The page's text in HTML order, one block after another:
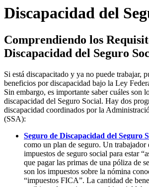
Discapacidad del
Comprendiendo los
Discapacidad del Seguro
Si está discapacitado y ya no puede trabajar,
beneficios por discapacidad bajo la Ley
Sin embargo, es importante saber cuáles son
discapacidad del Seguro Social. Hay dos
discapacidad coordinados por la
(SSA):
Seguro de Discapacidad del Seguro
como un plan de seguro. Un trabajador
impuestos de seguro social para estar
que pagar las primas de una póliza de
son los impuestos sobre la nómina
“impuestos FICA”. La cantidad de